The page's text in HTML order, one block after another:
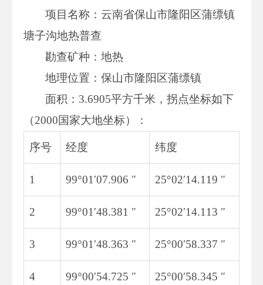
项目名称：云南省保山市隆阳区蒲缥镇
塘子沟地热普查
勘查矿种：地热
地理位置：保山市隆阳区蒲缥镇
面积：3.6905平方千米，拐点坐标如下
（2000国家大地坐标）：
序号 经度 纬度
1 99°01′07.906 ″ 25°02′14.119 ″
2 99°01′48.381 ″ 25°02′14.113 ″
3 99°01′48.363 ″ 25°00′58.337 ″
4 99°00′54.725 ″ 25°00′58.345 ″